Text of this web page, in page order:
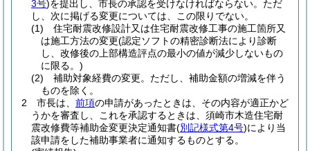
3号)を提出し、市長の承認を受けなければならない。 ただ
し、次に掲げる変更については、この限りでない。
(1)
住宅耐震改修設計又は住宅耐震改修工事の施工箇所又
は施工方法の変更(認定ソフトの精密診断法により診断
し、改修後の上部構造評点の最小の値が減少しないもの
に限る。)
(2)
補助対象経費の変更。 ただし、補助金額の増減を伴う
ものを除く。
2
市長は、 前項の申請があったときは、その内容が適正かど
うかを審査し、これを承認するときは、須崎市木造住宅耐
震改修費等補助金変更決定通知書(別記様式第4号)により当
該申請をした補助事業者に通知するものとする。